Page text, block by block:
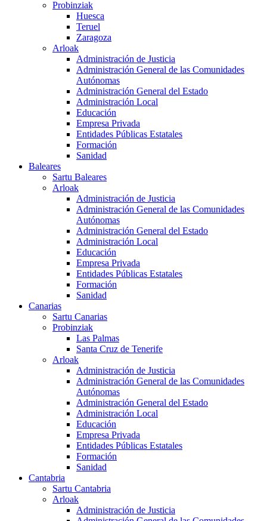
Probinziak
Huesca
Teruel
Zaragoza
Arloak
Administración de Justicia
Administración General de las Comunidades
Autónomas
Administración General del Estado
Administración Local
Educación
Empresa Privada
Entidades Públicas Estatales
Formación
Sanidad
Baleares
Sartu Baleares
Arloak
Administración de Justicia
Administración General de las Comunidades
Autónomas
Administración General del Estado
Administración Local
Educación
Empresa Privada
Entidades Públicas Estatales
Formación
Sanidad
Canarias
Sartu Canarias
Probinziak
Las Palmas
Santa Cruz de Tenerife
Arloak
Administración de Justicia
Administración General de las Comunidades
Autónomas
Administración General del Estado
Administración Local
Educación
Empresa Privada
Entidades Públicas Estatales
Formación
Sanidad
Cantabria
Sartu Cantabria
Arloak
Administración de Justicia